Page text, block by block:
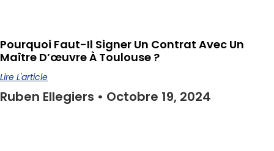
Pourquoi Faut-Il Signer Un Contrat Avec Un
Maître D’œuvre À Toulouse ?
Lire L'article
Ruben Ellegiers Octobre 19, 2024